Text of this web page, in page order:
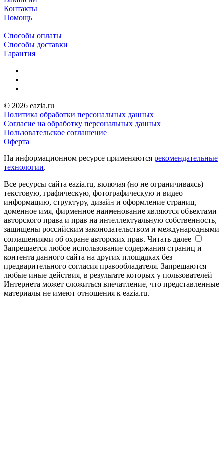
Контакты
Помощь
Способы оплаты
Способы доставки
Гарантия
© 2026 eazia.ru
Политика обработки персональных данных
Согласие на обработку персональных данных
Пользовательское соглашение
Оферта
На информационном ресурсе применяются рекомендательные
технологии.
Все ресурсы сайта eazia.ru, включая (но не ограничиваясь)
текстовую, графическую, фотографическую и видео
информацию, структуру, дизайн и оформление страниц,
доменное имя, фирменное наименование являются объектами
авторского права и прав на интеллектуальную собственность,
защищены российским законодательством и международными
соглашениями об охране авторских прав. Читать далее
Запрещается любое использование содержания страниц и
контента данного сайта на других площадках без
предварительного согласия правообладателя. Запрещаются
любые иные действия, в результате которых у пользователей
Интернета может сложиться впечатление, что представленные
материалы не имеют отношения к eazia.ru.